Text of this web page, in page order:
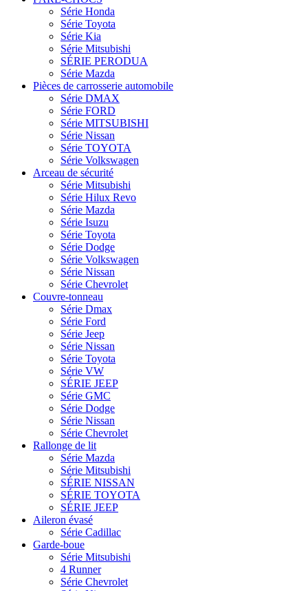
Série Honda
Série Toyota
Série Kia
Série Mitsubishi
SÉRIE PERODUA
Série Mazda
Pièces de carrosserie automobile
Série DMAX
Série FORD
Série MITSUBISHI
Série Nissan
Série TOYOTA
Série Volkswagen
Arceau de sécurité
Série Mitsubishi
Série Hilux Revo
Série Mazda
Série Isuzu
Série Toyota
Série Dodge
Série Volkswagen
Série Nissan
Série Chevrolet
Couvre-tonneau
Série Dmax
Série Ford
Série Jeep
Série Nissan
Série Toyota
Série VW
SÉRIE JEEP
Série GMC
Série Dodge
Série Nissan
Série Chevrolet
Rallonge de lit
Série Mazda
Série Mitsubishi
SÉRIE NISSAN
SÉRIE TOYOTA
SÉRIE JEEP
Aileron évasé
Série Cadillac
Garde-boue
Série Mitsubishi
4 Runner
Série Chevrolet